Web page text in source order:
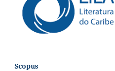
Scopus